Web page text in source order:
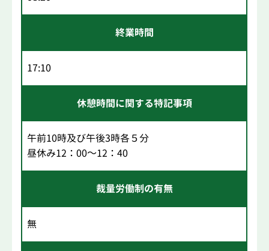
終業時間
17:10
休憩時間に関する特記事項
午前10時及び午後3時各５分
昼休み12：00～12：40
裁量労働制の有無
無